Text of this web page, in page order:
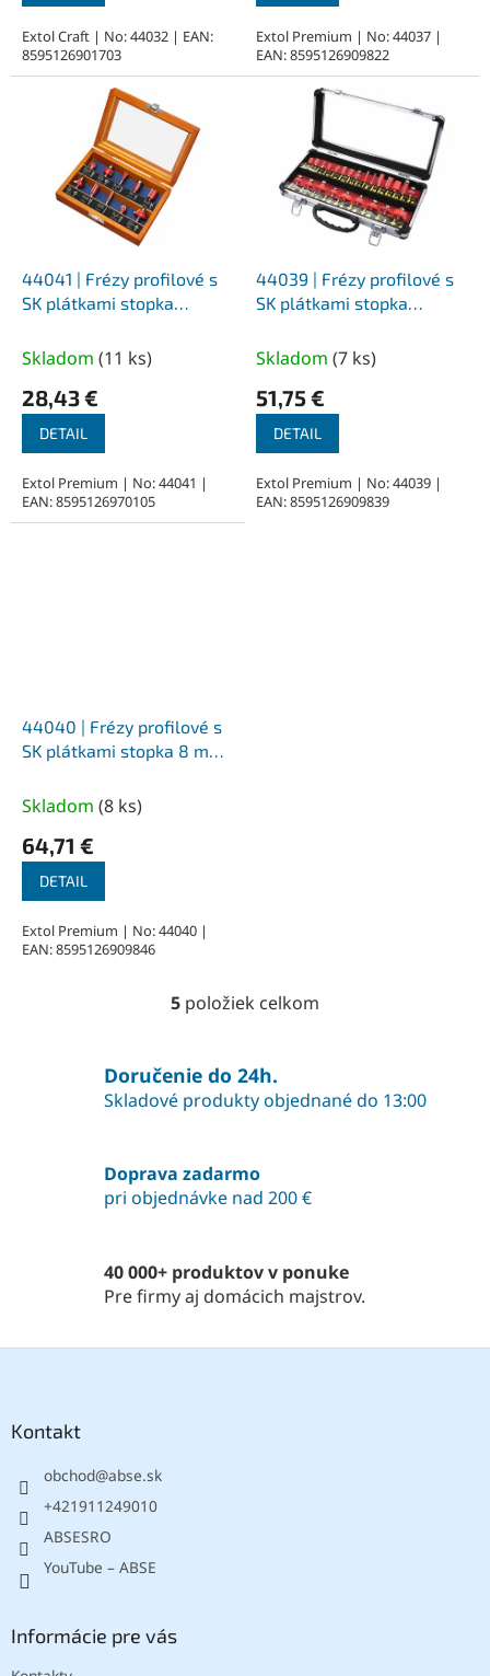
Extol Craft | No: 44032 | EAN:
8595126901703
Extol Premium | No: 44037 |
EAN: 8595126909822
44041 | Frézy profilové s
SK plátkami stopka
Skladom (11 ks)
28,43 €
DETAIL
Extol Premium | No: 44041 |
EAN: 8595126970105
44039 | Frézy profilové s
SK plátkami stopka
sada, hliníkový kufrík
Skladom (7 ks)
51,75 €
DETAIL
Extol Premium | No: 44039 |
EAN: 8595126909839
44040 | Frézy profilové s
SK plátkami stopka 8 mm
kufrík
Skladom (8 ks)
64,71 €
DETAIL
Extol Premium | No: 44040 |
EAN: 8595126909846
O
á
d
a
e
p
y
v
p
5 položiek celkom
Doručenie do 24h.
Skladové produkty objednané do 13:00
Doprava zadarmo
pri objednávke nad 200 €
40 000+ produktov v ponuke
Pre firmy aj domácich majstrov.
Kontakt
obchod@abse.sk
+421911249010
ABSESRO
YouTube – ABSE
Informácie pre vás